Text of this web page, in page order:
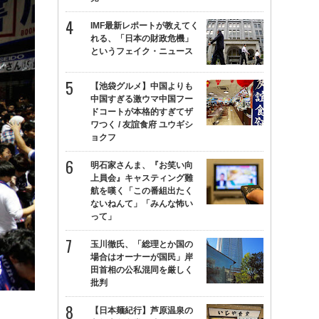
IMF最新レポートが教えてく
れる、「日本の財政危機」
というフェイク・ニュース
【池袋グルメ】中国よりも
中国すぎる激ウマ中国フー
ドコートが本格的すぎてザ
ワつく / 友誼食府 ユウギシ
ョクフ
明石家さんま、『お笑い向
上員会』キャスティング難
航を嘆く「この番組出たく
ないねんて」「みんな怖い
って」
玉川徹氏、「総理とか国の
場合はオーナーが国民」岸
田首相の公私混同を厳しく
批判
【日本麺紀行】芦原温泉の